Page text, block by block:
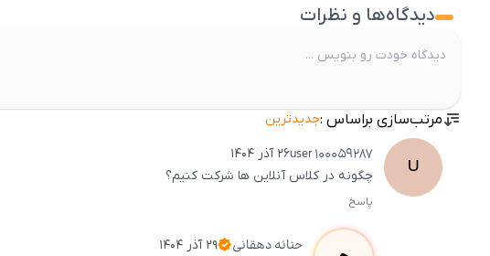
دیدگاه‌ها و نظرات
مرتب‌سازی براساس :جدیدترین
U
user100059287
۲۶ آذر ۱۴۰۴
چگونه در کلاس آنلاین ها شرکت کنیم؟
پاسخ
حنانهدهقانی ۲۹ آذر ۱۴۰۴